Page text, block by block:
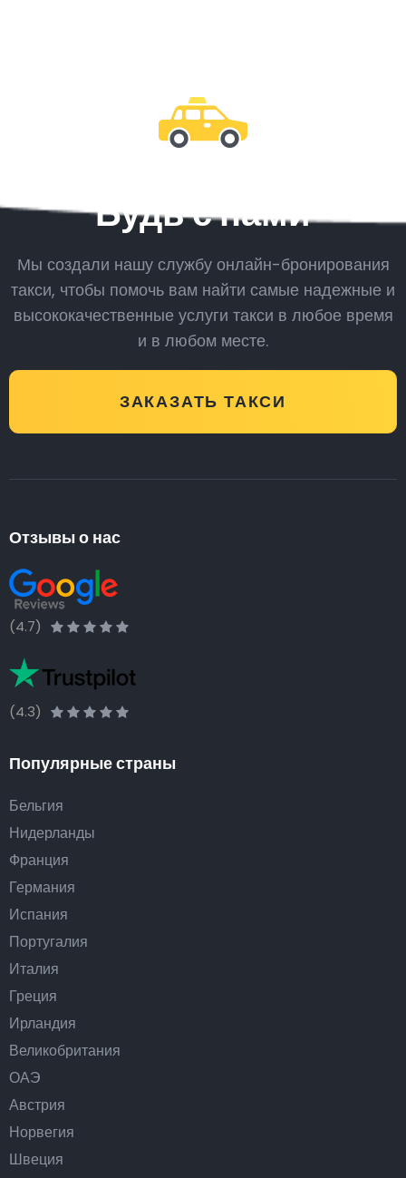
Будь с нами
Мы создали нашу службу онлайн-бронирования
такси, чтобы помочь вам найти самые надежные и
высококачественные услуги такси в любое время
и в любом месте.
ЗАКАЗАТЬ ТАКСИ
Отзывы о нас
(4.7)
(4.3)
Популярные страны
Бельгия
Нидерланды
Франция
Германия
Испания
Португалия
Италия
Греция
Ирландия
Великобритания
ОАЭ
Австрия
Норвегия
Швеция